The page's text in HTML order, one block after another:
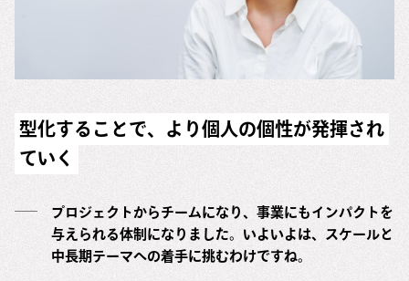
型化することで、より個人の個性が発揮され
ていく
プロジェクトからチームになり、事業にもインパクトを
与えられる体制になりました。いよいよは、スケールと
中長期テーマへの着手に挑むわけですね。